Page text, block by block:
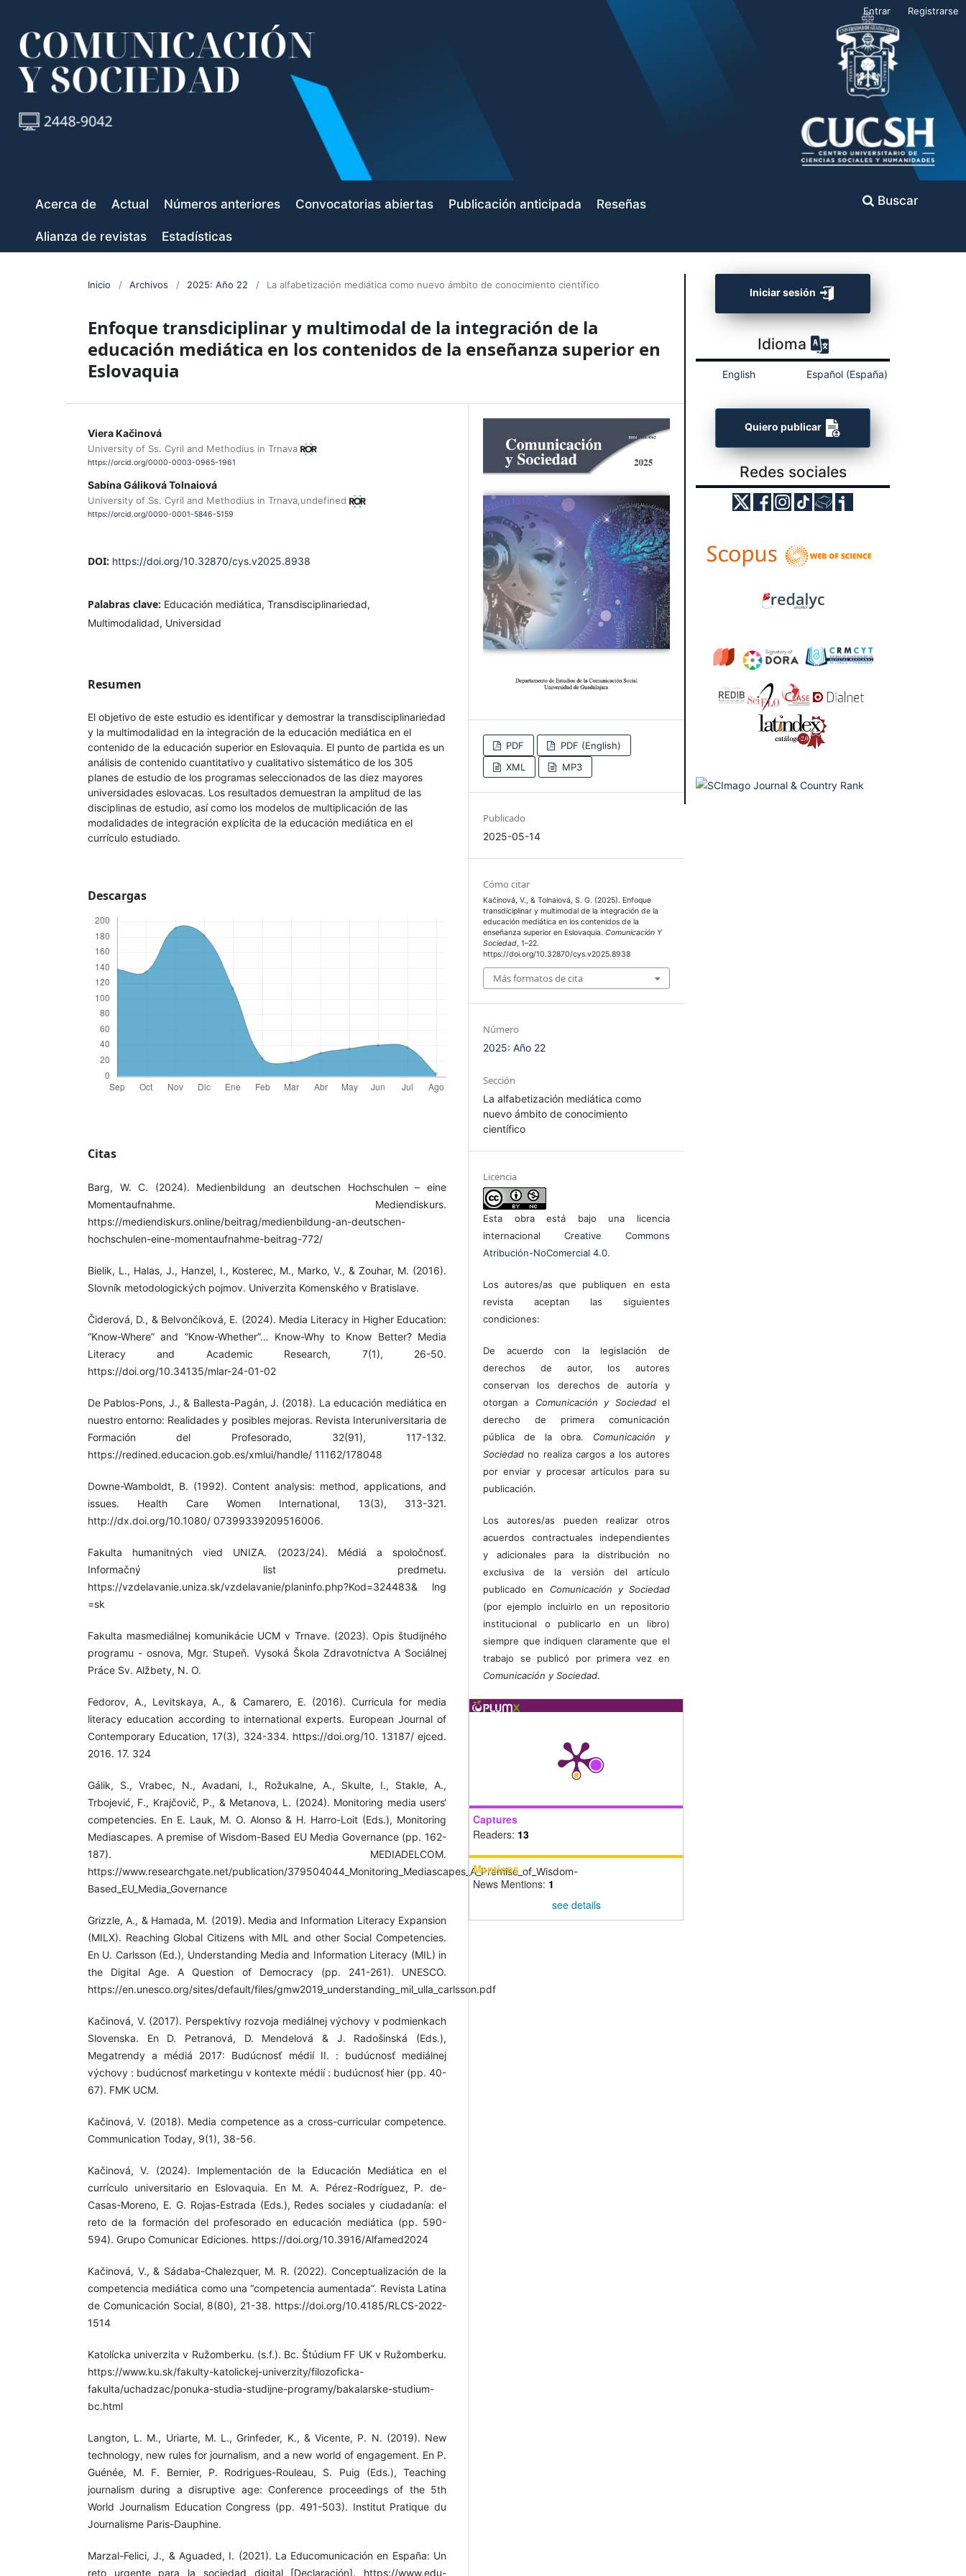
Acerca de Actual Números anteriores Convocatorias abiertas Publicación anticipada Reseñas
Alianza de revistas Estadísticas
Buscar
Entrar Registrarse
Inicio / Archivos / 2025: Año 22 / La alfabetización mediática como nuevo ámbito de conocimiento científico
Enfoque transdiciplinar y multimodal de la integración de la
educación mediática en los contenidos de la enseñanza superior en
Eslovaquia
Viera Kačinová
University of Ss. Cyril and Methodius in Trnava
https://orcid.org/0000-0003-0965-1961
Sabína Gáliková Tolnaiová
University of Ss. Cyril and Methodius in Trnava,undefined
https://orcid.org/0000-0001-5846-5159
DOI: https://doi.org/10.32870/cys.v2025.8938
Palabras clave: Educación mediática, Transdisciplinariedad,
Multimodalidad, Universidad
Resumen
El objetivo de este estudio es identificar y demostrar la transdisciplinariedad
y la multimodalidad en la integración de la educación mediática en el
contenido de la educación superior en Eslovaquia. El punto de partida es un
análisis de contenido cuantitativo y cualitativo sistemático de los 305
planes de estudio de los programas seleccionados de las diez mayores
universidades eslovacas. Los resultados demuestran la amplitud de las
disciplinas de estudio, así como los modelos de multiplicación de las
modalidades de integración explícita de la educación mediática en el
currículo estudiado.
Descargas
Citas
Barg, W. C. (2024). Medienbildung an deutschen Hochschulen – eine
Momentaufnahme. Mediendiskurs.
https://mediendiskurs.online/beitrag/medienbildung-an-deutschen-
hochschulen-eine-momentaufnahme-beitrag-772/
Bielik, L., Halas, J., Hanzel, I., Kosterec, M., Marko, V., & Zouhar, M. (2016).
Slovník metodologických pojmov. Univerzita Komenského v Bratislave.
Čiderová, D., & Belvončíková, E. (2024). Media Literacy in Higher Education:
“Know-Where” and “Know-Whether”… Know-Why to Know Better? Media
Literacy and Academic Research, 7(1), 26-50.
https://doi.org/10.34135/mlar-24-01-02
De Pablos-Pons, J., & Ballesta-Pagán, J. (2018). La educación mediática en
nuestro entorno: Realidades y posibles mejoras. Revista Interuniversitaria de
Formación del Profesorado, 32(91), 117-132.
https://redined.educacion.gob.es/xmlui/handle/ 11162/178048
Downe-Wamboldt, B. (1992). Content analysis: method, applications, and
issues. Health Care Women International, 13(3), 313-321.
http://dx.doi.org/10.1080/ 07399339209516006.
Fakulta humanitných vied UNIZA. (2023/24). Médiá a spoločnosť.
Informačný list predmetu.
https://vzdelavanie.uniza.sk/vzdelavanie/planinfo.php?Kod=324483& lng
=sk
Fakulta masmediálnej komunikácie UCM v Trnave. (2023). Opis študijného
programu - osnova, Mgr. Stupeň. Vysoká Škola Zdravotníctva A Sociálnej
Práce Sv. Alžbety, N. O.
Fedorov, A., Levitskaya, A., & Camarero, E. (2016). Curricula for media
literacy education according to international experts. European Journal of
Contemporary Education, 17(3), 324-334. https://doi.org/10. 13187/ ejced.
2016. 17. 324
Gálik, S., Vrabec, N., Avadani, I., Rožukalne, A., Skulte, I., Stakle, A.,
Trbojević, F., Krajčovič, P., & Metanova, L. (2024). Monitoring media users‘
competencies. En E. Lauk, M. O. Alonso & H. Harro-Loit (Eds.), Monitoring
Mediascapes. A premise of Wisdom-Based EU Media Governance (pp. 162-
187). MEDIADELCOM.
https://www.researchgate.net/publication/379504044_Monitoring_Mediascapes_A_Premise_of_Wisdom-
Based_EU_Media_Governance
Grizzle, A., & Hamada, M. (2019). Media and Information Literacy Expansion
(MILX). Reaching Global Citizens with MIL and other Social Competencies.
En U. Carlsson (Ed.), Understanding Media and Information Literacy (MIL) in
the Digital Age. A Question of Democracy (pp. 241-261). UNESCO.
https://en.unesco.org/sites/default/files/gmw2019_understanding_mil_ulla_carlsson.pdf
Kačinová, V. (2017). Perspektívy rozvoja mediálnej výchovy v podmienkach
Slovenska. En D. Petranová, D. Mendelová & J. Radošinská (Eds.),
Megatrendy a médiá 2017: Budúcnosť médií II. : budúcnosť mediálnej
výchovy : budúcnosť marketingu v kontexte médií : budúcnosť hier (pp. 40-
67). FMK UCM.
Kačinová, V. (2018). Media competence as a cross-curricular competence.
Communication Today, 9(1), 38-56.
Kačinová, V. (2024). Implementación de la Educación Mediática en el
currículo universitario en Eslovaquia. En M. A. Pérez-Rodríguez, P. de-
Casas-Moreno, E. G. Rojas-Estrada (Eds.), Redes sociales y ciudadanía: el
reto de la formación del profesorado en educación mediática (pp. 590-
594). Grupo Comunicar Ediciones. https://doi.org/10.3916/Alfamed2024
Kačinová, V., & Sádaba-Chalezquer, M. R. (2022). Conceptualización de la
competencia mediática como una “competencia aumentada”. Revista Latina
de Comunicación Social, 8(80), 21-38. https://doi.org/10.4185/RLCS-2022-
1514
Katolícka univerzita v Ružomberku. (s.f.). Bc. Štúdium FF UK v Ružomberku.
https://www.ku.sk/fakulty-katolickej-univerzity/filozoficka-
fakulta/uchadzac/ponuka-studia-studijne-programy/bakalarske-studium-
bc.html
Langton, L. M., Uriarte, M. L., Grinfeder, K., & Vicente, P. N. (2019). New
technology, new rules for journalism, and a new world of engagement. En P.
Guénée, M. F. Bernier, P. Rodrigues-Rouleau, S. Puig (Eds.), Teaching
journalism during a disruptive age: Conference proceedings of the 5th
World Journalism Education Congress (pp. 491-503). Institut Pratique du
Journalisme Paris-Dauphine.
Marzal-Felici, J., & Aguaded, I. (2021). La Educomunicación en España: Un
reto urgente para la sociedad digital [Declaración]. https://www.edu-
PDF
PDF (English)
XML
MP3
Publicado
2025-05-14
Cómo citar
Kačinová, V., & Tolnaiová, S. G. (2025). Enfoque
transdiciplinar y multimodal de la integración de la
educación mediática en los contenidos de la
enseñanza superior en Eslovaquia.Comunicación Y
Sociedad, 1–22.
https://doi.org/10.32870/cys.v2025.8938
Más formatos de cita
Número
2025: Año 22
Sección
La alfabetización mediática como
nuevo ámbito de conocimiento
científico
Licencia
Esta obra está bajo una licencia
internacional Creative Commons
Atribución-NoComercial 4.0.
Los autores/as que publiquen en esta
revista aceptan las siguientes
condiciones:
De acuerdo con la legislación de
derechos de autor, los autores
conservan los derechos de autoría y
otorgan a Comunicación y Sociedadel
derecho de primera comunicación
pública de la obra. Comunicación y
Sociedad no realiza cargos a los autores
por enviar y procesar artículos para su
publicación.
Los autores/as pueden realizar otros
acuerdos contractuales independientes
y adicionales para la distribución no
exclusiva de la versión del artículo
publicado en Comunicación y Sociedad
(por ejemplo incluirlo en un repositorio
institucional o publicarlo en un libro)
siempre que indiquen claramente que el
trabajo se publicó por primera vez en
Comunicación y Sociedad.
Captures
Readers: 13
Mentions
News Mentions: 1
see details
Iniciar sesión
Idioma
English Español (España)
Quiero publicar
Redes sociales